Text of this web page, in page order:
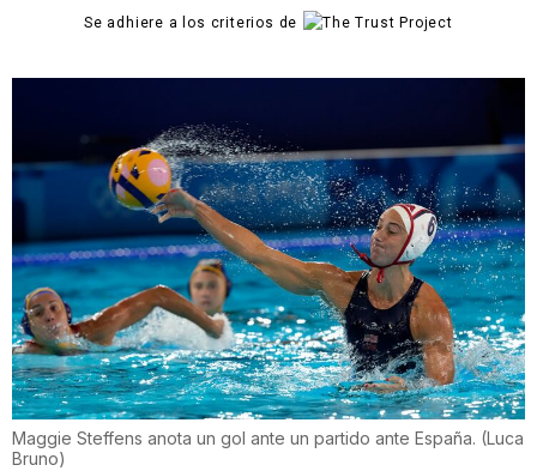
Se adhiere a los criterios de
Maggie Steffens anota un gol ante un partido ante España. (Luca
Bruno)